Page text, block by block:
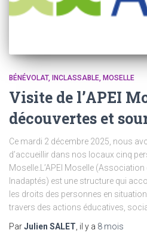
BÉNÉVOLAT INCLASSABLE MOSELLE
Visite de l’APEI
découvertes et
Ce mardi 2 décembre 2025, nous
d’accueillir dans nos locaux cinq
Moselle.L’APEI Moselle
Inadaptés) est une structure qui
les droits des personnes en
travers des actions éducatives,
ParJulien SALET , il y a 8 mois